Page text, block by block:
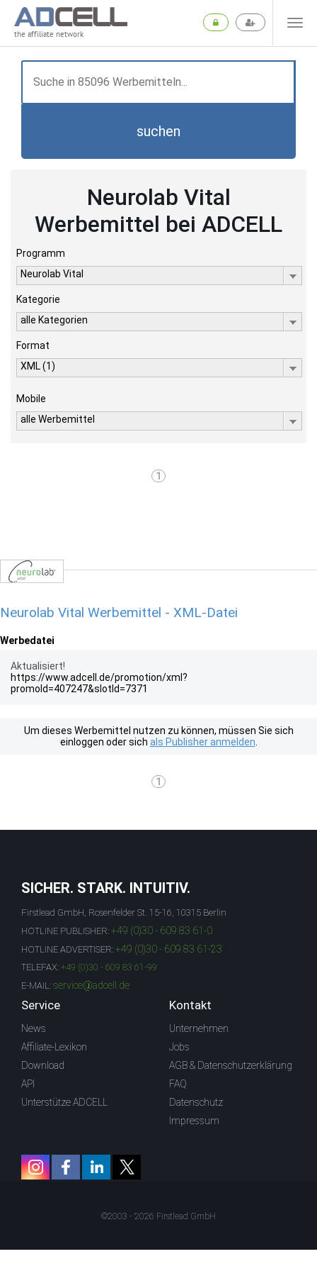
the affiliate network
suchen
Neurolab Vital
Werbemittel bei ADCELL
Programm
Neurolab Vital
Kategorie
alle Kategorien
Format
XML (1)
Mobile
alle Werbemittel
1
Neurolab Vital Werbemittel - XML-Datei
Werbedatei
Aktualisiert!
https://www.adcell.de/promotion/xml?
promoId=407247&slotId=7371
Um dieses Werbemittel nutzen zu können, müssen Sie sich
einloggen oder sich als Publisher anmelden
1
SICHER. STARK. INTUITIV.
Firstlead GmbH, Rosenfelder St. 15-16, 10315 Berlin
HOTLINE PUBLISHER: +49 (0)30 - 609 83 61-0
HOTLINE ADVERTISER: +49 (0)30 - 609 83 61-23
TELEFAX: +49 (0)30 - 609 83 61-99
E-MAIL: service@adcell.de
Service
News
Affiliate-Lexikon
Download
API
Unterstütze ADCELL
Kontakt
Unternehmen
Jobs
AGB & Datenschutzerklärung
FAQ
Datenschutz
Impressum
©2003 - 2026 Firstlead GmbH